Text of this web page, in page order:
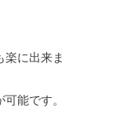
楽に出来ま
能です。